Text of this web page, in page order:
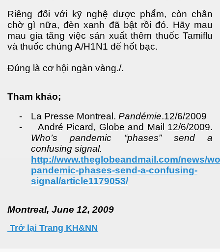
Riêng đối với kỹ nghệ dược phẩm, còn chần
chờ gì nữa, đèn xanh đã bật rồi đó. Hãy mau
mau gia tăng việc sản xuất thêm thuốc Tamiflu
và thuốc chủng A/H1N1 để hốt bạc.
Đúng là cơ hội ngàn vàng./.
Tham khảo;
-
La Presse Montreal. Pandémie.12/6/2009
-
André Picard, Globe and Mail 12/6/2009.
Who’s pandemic “phases” send a
confusing signal.
http://www.theglobeandmail.com/news/
pandemic-phases-send-a-confusing-
signal/article1179053/
Montreal, June 12, 2009
Trở lại Trang KH&NN